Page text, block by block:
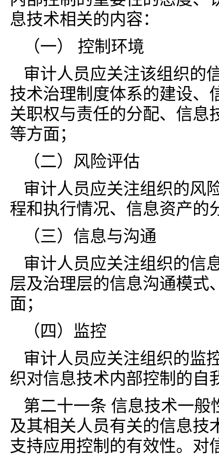
息技术相关的内容：
（一） 控制环境
审计人员应关注该组织的
技术治理制度体系的建设、
关职权与责任的分配、信息
等方面；
（二）风险评估
审计人员应关注组织的风
程和执行情况、信息资产的
（三）信息与沟通
审计人员应关注组织的信
层及治理层的信息沟通模式
面；
（四）监控
审计人员应关注组织的监
织对信息技术内部控制的自
第二十一条 信息技术一
及其相关人员有关的信息技
支持应用控制的有效性。对